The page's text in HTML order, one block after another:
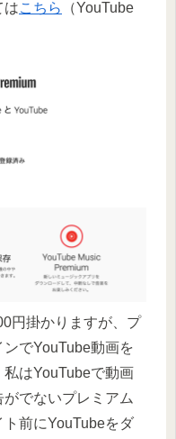
はこちら
（YouTube
円掛かりますが、プ
でYouTube動画を
はYouTubeで動画
でないプレミアム
前にYouTubeをダ